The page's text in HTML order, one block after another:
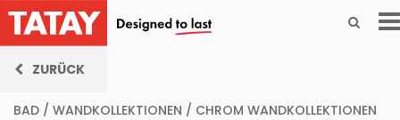
ZURÜCK
BAD / WANDKOLLEKTIONEN / CHROM WANDKOLLEKTIONEN